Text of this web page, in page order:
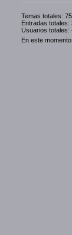
Temas totales: 75
Entradas totales:
Usuarios totales:
En este